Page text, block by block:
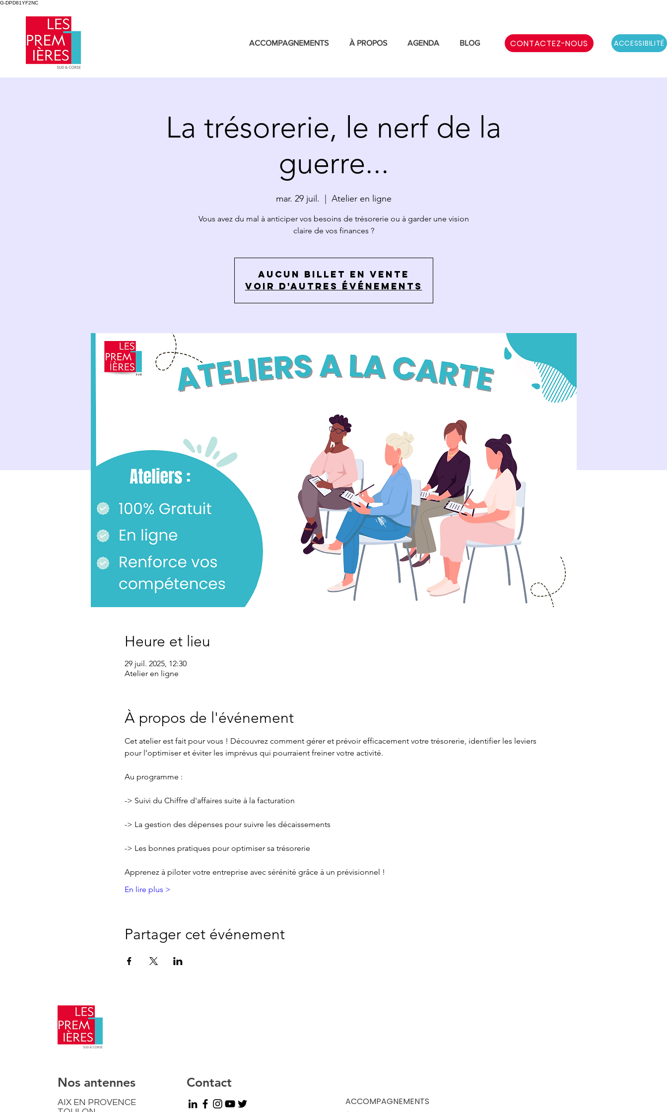
G-DPD81YF2NC
ACCOMPAGNEMENTS À PROPOS AGENDA BLOG CONTACTEZ-NOUS ACCESSIBILITÉ
La trésorerie, le nerf de la
guerre...
mar. 29 juil. Atelier en ligne
Vous avez du mal à anticiper vos besoins de trésorerie ou à garder une vision
claire de vos finances ?
Aucun billet en vente
Voir d'autres événements
Heure et lieu
29 juil. 2025, 12:30
Atelier en ligne
À propos de l'événement
Cet atelier est fait pour vous ! Découvrez comment gérer et prévoir efficacement votre trésorerie, identifier les leviers
pour l’optimiser et éviter les imprévus qui pourraient freiner votre activité.
Au programme :
-> Suivi du Chiffre d'affaires suite à la facturation
-> La gestion des dépenses pour suivre les décaissements
-> Les bonnes pratiques pour optimiser sa trésorerie
Apprenez à piloter votre entreprise avec sérénité grâce à un prévisionnel !
En lire plus >
Partager cet événement
​Nos antennes
AIX EN PROVENCE
Contact
ACCOMPAGNEMENTS